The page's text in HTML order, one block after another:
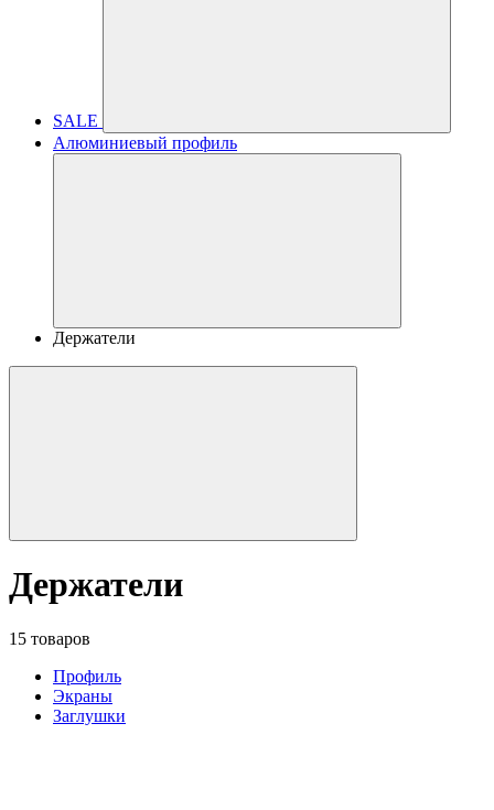
SALE
Алюминиевый профиль
Держатели
Держатели
15 товаров
Профиль
Экраны
Заглушки